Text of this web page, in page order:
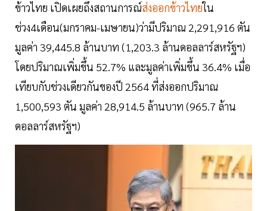
ข้าวไทย เปิดเผยถึงสถานการณ์ส่งออกข้าวไทยใน
ช่วง4เดือน(มกราคม-เมษายน)ว่ามีปริมาณ 2,291,916 ตัน
มูลค่า 39,445.8 ล้านบาท (1,203.3 ล้านดอลลาร์สหรัฐฯ)
โดยปริมาณเพิ่มขึ้น 52.7% และมูลค่าเพิ่มขึ้น 36.4% เมื่อ
เทียบกับช่วงเดียวกันของปี 2564 ที่ส่งออกปริมาณ
1,500,593 ตัน มูลค่า 28,914.5 ล้านบาท (965.7 ล้าน
ดอลลาร์สหรัฐฯ)